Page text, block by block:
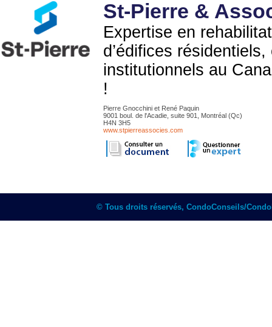
St-Pierre &
Expertise en
d’édifices
institutionnels au
!
Pierre Gnocchini et René Paquin
9001 boul. de l'Acadie, suite 901, Montréal (Qc)
H4N 3H5
www.stpierreassocies.com
© Tous droits réservés, CondoConseils/